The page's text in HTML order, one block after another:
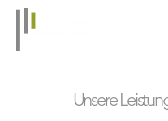
Unsere